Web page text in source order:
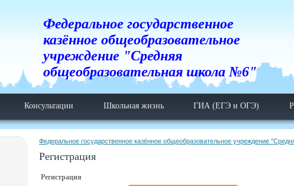
Федеральное государственное
казённое общеобразовательное
учреждение "Средняя
общеобразовательная школа №6"
Консультации Школьная жизнь ГИА (ЕГЭ и ОГЭ)
Федеральное государственное казённое общеобразовательное учреждение
Регистрация
Регистрация